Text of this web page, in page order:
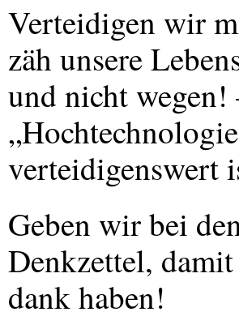
Verteidigen wir
zäh unsere
und nicht wegen!
verteidigenswert
Geben wir bei
Denkzettel,
dank haben!